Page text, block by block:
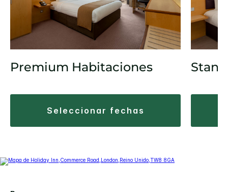
Premium Habitaciones
seleccionar fechas